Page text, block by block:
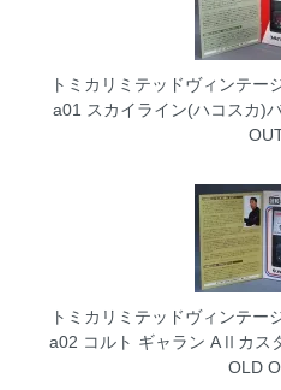
トミカリミテッドヴィンテー
a01 スカイライン(ハコスカ)
トミカリミテッドヴィンテー
a02 コルト ギャラン AⅡカス
OLD